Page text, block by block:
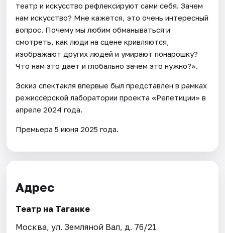
театр и искусство рефлексируют сами себя. Зачем
нам искусство? Мне кажется, это очень интересный
вопрос. Почему мы любим обманываться и
смотреть, как люди на сцене кривляются,
изображают других людей и умирают понарошку?
Что нам это даёт и глобально зачем это нужно?».
Эскиз спектакля впервые был представлен в рамках
режиссёрской лаборатории проекта «Репетиции» в
апреле 2024 года.
Премьера 5 июня 2025 года.
Адрес
Театр на Таганке
Москва, ул. Земляной Вал, д. 76/21